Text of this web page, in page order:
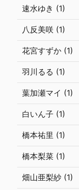
速水ゆき (1)
八反美咲 (1)
花宮すずか (1)
羽川るる (1)
葉加瀬マイ (1)
白いん子 (1)
橋本祐里 (1)
橋本梨菜 (1)
畑山亜梨紗 (1)